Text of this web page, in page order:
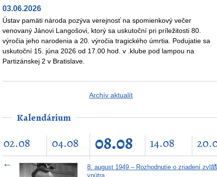
03.06.2026
Ústav pamäti národa pozýva verejnosť na spomienkový večer
venovaný Jánovi Langošovi, ktorý sa uskutoční pri príležitosti 80.
výročia jeho narodenia a 20. výročia tragického úmrtia. Podujatie sa
uskutoční 15. júna 2026 od 17.00 hod. v .klube pod lampou na
Partizánskej 2 v Bratislave.
Archív aktualít
Kalendárium
02.08 04.08 08.08 14.08
8. august 1949 – Rozhodnutie o zriadení
vnútra
←